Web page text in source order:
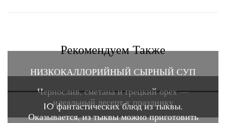
Рекомендуем Также
НИЗКОКАЛЛОРИЙНЫЙ СЫРНЫЙ СУП
Чернослив, сметана и грецкий орех —
идеальный десерт к празднику
10 фантастических блюд из тыквы.
Оказывается, из тыквы можно приготовить